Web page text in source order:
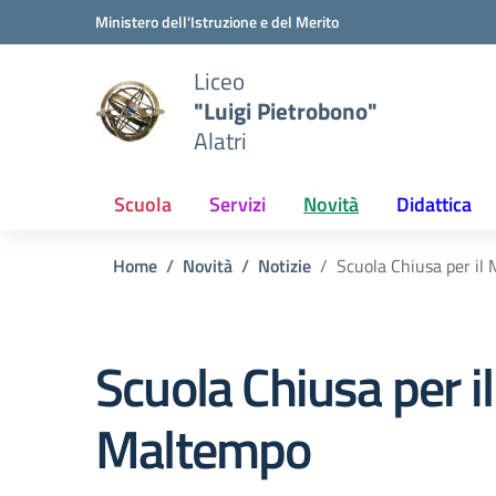
Vai ai contenuti
Vai al menu di navigazioneMinistero dell'Istruzione e del Merito
Liceo
"Luigi Pietrobono"
Alatri
Scuola Servizi Novità Didattica
Home Novità Notizie Scuola Chiusa per il
Scuola Chiusa per il
Maltempo